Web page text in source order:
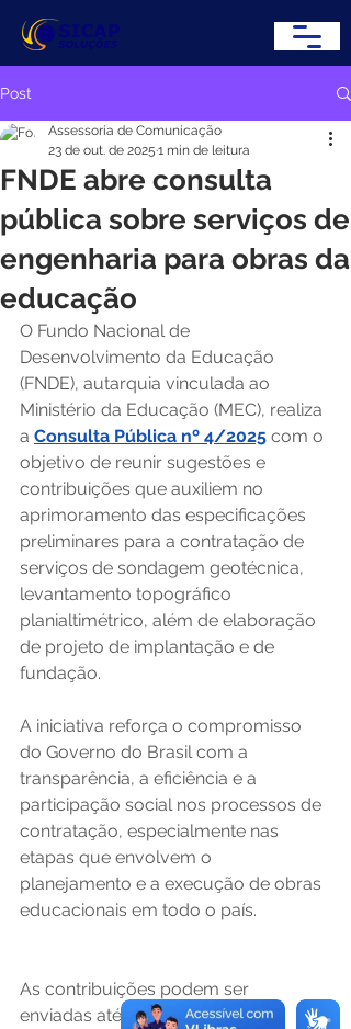
Post
FNDE abre consulta
pública sobre serviços de
engenharia para obras da
educação
Assessoria de Comunicação
23 de out. de 2025 1 min de leitura
O Fundo Nacional de
Desenvolvimento da Educação
(FNDE), autarquia vinculada ao
Ministério da Educação (MEC), realiza
a Consulta Pública nº 4/2025 com o
objetivo de reunir sugestões e
contribuições que auxiliem no
aprimoramento das especificações
preliminares para a contratação de
serviços de sondagem geotécnica,
levantamento topográfico
planialtimétrico, além de elaboração
de projeto de implantação e de
fundação.
A iniciativa reforça o compromisso
do Governo do Brasil com a
transparência, a eficiência e a
participação social nos processos de
contratação, especialmente nas
etapas que envolvem o
planejamento e a execução de obras
educacionais em todo o país.
As contribuições podem ser
enviadas até 27 de outubro de